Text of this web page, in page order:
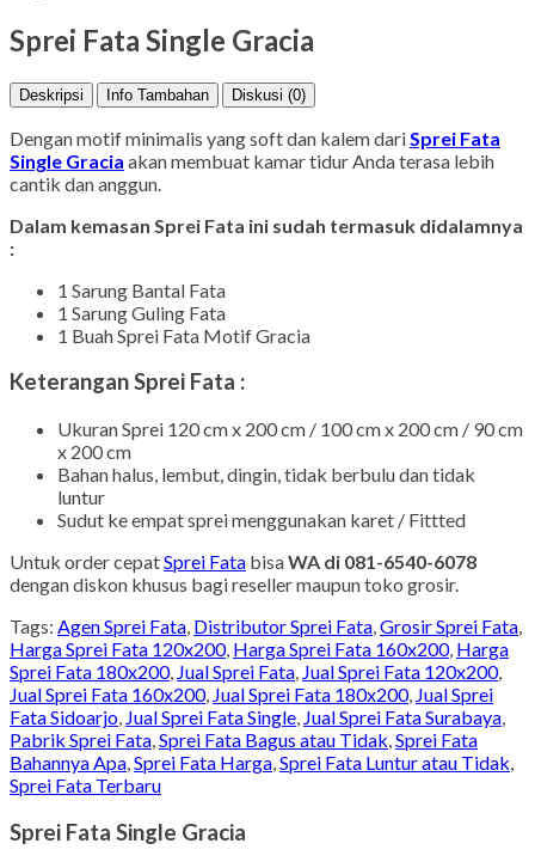
Sprei Fata Single Gracia
Deskripsi Info Tambahan Diskusi (0)
Dengan motif minimalis yang soft dan kalem dari Sprei Fata
Single Gracia akan membuat kamar tidur Anda terasa lebih
cantik dan anggun.
Dalam kemasan Sprei Fata ini sudah termasuk didalamnya
:
1 Sarung Bantal Fata
1 Sarung Guling Fata
1 Buah Sprei Fata Motif Gracia
Keterangan Sprei Fata :
Ukuran Sprei 120 cm x 200 cm / 100 cm x 200 cm / 90 cm
x 200 cm
Bahan halus, lembut, dingin, tidak berbulu dan tidak
luntur
Sudut ke empat sprei menggunakan karet / Fittted
Untuk order cepatSprei Fata bisaWA di 081-6540-6078
dengan diskon khusus bagi reseller maupun toko grosir.
Tags: Agen Sprei Fata, Distributor Sprei Fata,Grosir Sprei Fata,
Harga Sprei Fata 120x200, Harga Sprei Fata 160x200, Harga
Sprei Fata 180x200, Jual Sprei Fata, Jual Sprei Fata 120x200,
Jual Sprei Fata 160x200, Jual Sprei Fata 180x200, Jual Sprei
Fata Sidoarjo, Jual Sprei Fata Single, Jual Sprei Fata Surabaya,
Pabrik Sprei Fata,Sprei Fata Bagus atau Tidak,Sprei Fata
Bahannya Apa,Sprei Fata Harga,Sprei Fata Luntur atau Tidak,
Sprei Fata Terbaru
Sprei Fata Single Gracia